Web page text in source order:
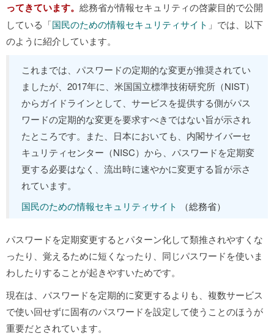
ってきています。 総務省が情報セキュリティの啓蒙目的で公開
している「国民のための情報セキュリティサイト 」では、以下
のように紹介しています。
これまでは、パスワードの定期的な変更が推奨されてい
ましたが、2017年に、米国国立標準技術研究所（NIST）
からガイドラインとして、サービスを提供する側がパス
ワードの定期的な変更を要求すべきではない旨が示され
たところです。また、日本においても、内閣サイバーセ
キュリティセンター（NISC）から、パスワードを定期変
更する必要はなく、流出時に速やかに変更する旨が示さ
れています。
国民のための情報セキュリティサイト
（総務省）
パスワードを定期変更するとパターン化して類推されやすくな
ったり、覚えるために短くなったり、同じパスワードを使いま
わしたりすることが起きやすいためです。
現在は、パスワードを定期的に変更するよりも、複数サービス
で使い回せずに固有のパスワードを設定して使うことのほうが
重要だとされています。